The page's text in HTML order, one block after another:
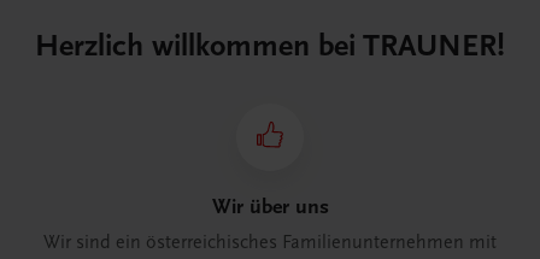
Herzlich willkommen bei TRAUNER!
Wir über uns
Wir sind ein österreichisches Familienunternehmen mit